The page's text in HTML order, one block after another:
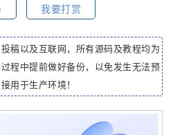
我要打赏
稿以及互联网，所有源码及教程均为
程中提前做好备份，以免发生无法预
用于生产环境！